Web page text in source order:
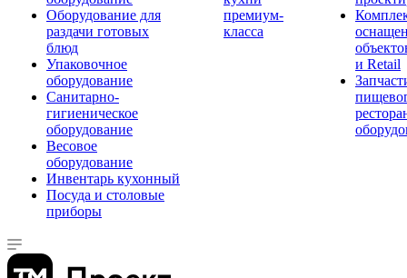
Оборудование для
раздачи готовых
блюд
Упаковочное
оборудование
Санитарно-
гигиеническое
оборудование
Весовое
оборудование
Инвентарь кухонный
Посуда и столовые
приборы
премиум-
класса
и Retail